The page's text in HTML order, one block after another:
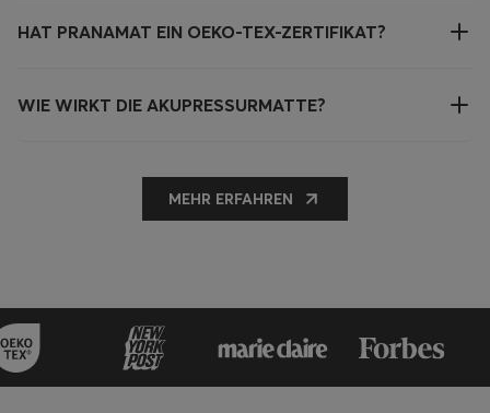
HAT PRANAMAT EIN OEKO-TEX-ZERTIFIKAT?
WIE WIRKT DIE AKUPRESSURMATTE?
MEHR ERFAHREN